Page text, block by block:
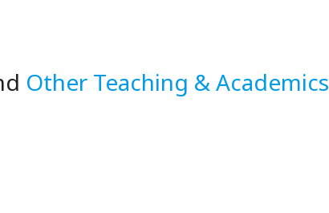
Other Teaching & Academics